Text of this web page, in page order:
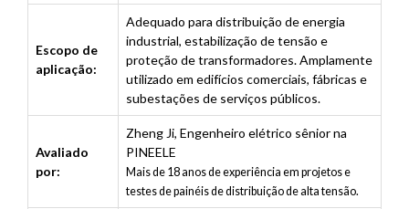
Escopo de
aplicação:
Adequado para distribuição de energia
industrial, estabilização de tensão e
proteção de transformadores. Amplamente
utilizado em edifícios comerciais, fábricas e
subestações de serviços públicos.
Avaliado
por:
Zheng Ji, Engenheiro elétrico sênior na
PINEELE
Mais de 18 anos de experiência em projetos e
testes de painéis de distribuição de alta tensão.